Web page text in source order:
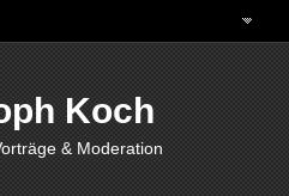
Koch
& Moderation